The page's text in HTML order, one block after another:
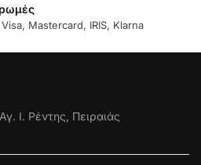
Mastercard, IRIS, Klarna
Ι. Ρέντης, Πειραιάς